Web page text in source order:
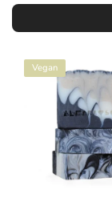
Nejlevnější
Nejdražší
Abecedně
Vegan